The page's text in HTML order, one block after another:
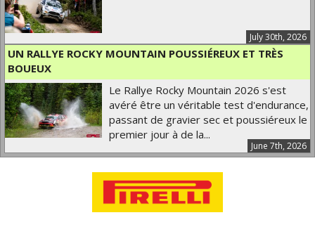
July 30th, 2026
UN RALLYE ROCKY MOUNTAIN POUSSIÉREUX ET TRÈS
BOUEUX
June 7th, 2026
Le Rallye Rocky Mountain 2026 s'est
avéré être un véritable test d'endurance,
passant de gravier sec et poussiéreux le
premier jour à de la...